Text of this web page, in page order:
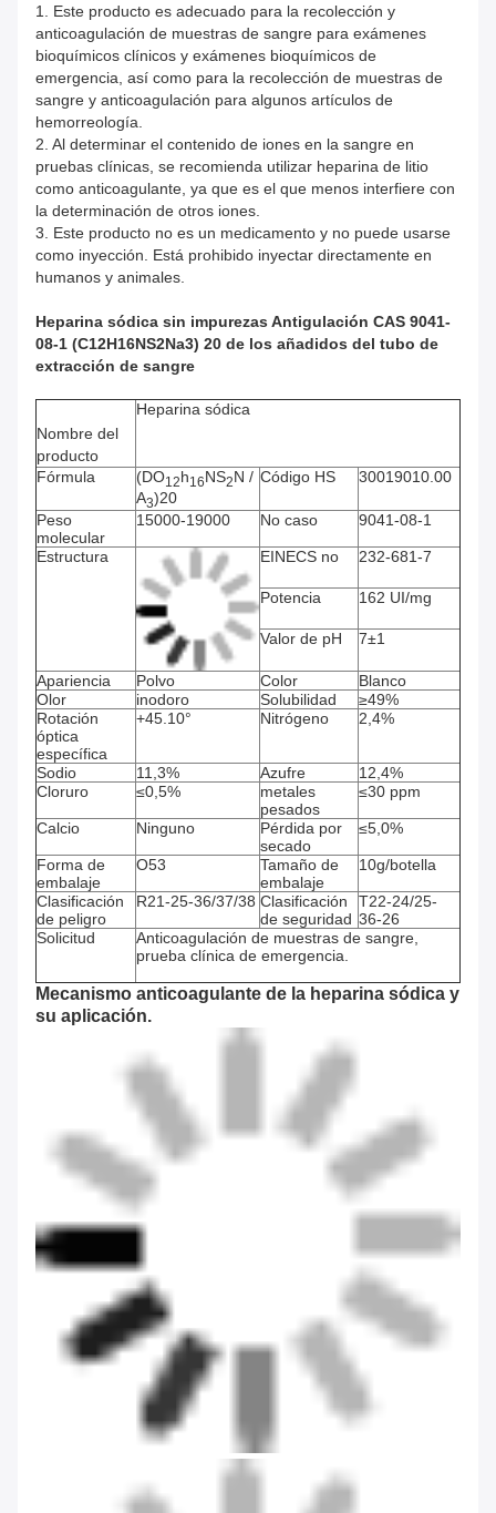
1. Este producto es adecuado para la recolección y
anticoagulación de muestras de sangre para exámenes
bioquímicos clínicos y exámenes bioquímicos de
emergencia, así como para la recolección de muestras de
sangre y anticoagulación para algunos artículos de
hemorreología.
2. Al determinar el contenido de iones en la sangre en
pruebas clínicas, se recomienda utilizar heparina de litio
como anticoagulante, ya que es el que menos interfiere con
la determinación de otros iones.
3. Este producto no es un medicamento y no puede usarse
como inyección. Está prohibido inyectar directamente en
humanos y animales.
Heparina sódica sin impurezas Antigulación CAS 9041-
08-1 (C12H16NS2Na3) 20 de los añadidos del tubo de
extracción de sangre
Nombre del
producto
Heparina sódica
Fórmula (DO12h16NS2N /
A3)20
Código HS 30019010.00
Peso
molecular
15000-19000 No caso 9041-08-1
Estructura EINECS no 232-681-7
Potencia 162 UI/mg
Valor de pH 7±1
Apariencia Polvo Color
Blanco
Olor
inodoro Solubilidad
≥49%
Rotación
óptica
específica
+45.10° Nitrógeno 2,4%
Sodio 11,3% Azufre
12,4%
Cloruro
≤0,5%
metales
pesados
≤30 ppm
Calcio Ninguno
Pérdida por
secado
≤5,0%
Forma de
embalaje
O53
Tamaño de
embalaje
10g/botella
Clasificación
de peligro
R21-25-36/37/38 Clasificación
de seguridad
T22-24/25-
36-26
Solicitud
Anticoagulación de muestras de sangre,
prueba clínica de emergencia.
Mecanismo anticoagulante de la heparina sódica y
su aplicación.